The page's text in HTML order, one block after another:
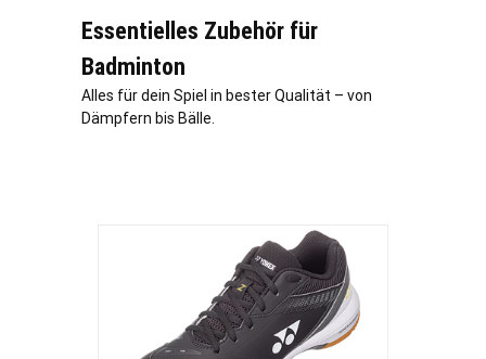
Essentielles Zubehör für
Badminton
Alles für dein Spiel in bester Qualität – von
Dämpfern bis Bälle.